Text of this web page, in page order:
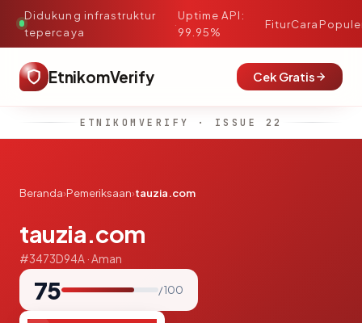
Didukung infrastruktur
tepercaya
·
Uptime API:
99.95%
FiturCara
EtnikomVerify Cek Gratis
ETNIKOMVERIFY · ISSUE 22
Beranda›Pemeriksaan›tauzia.com
tauzia.com
#3473D94A · Aman
75 / 100